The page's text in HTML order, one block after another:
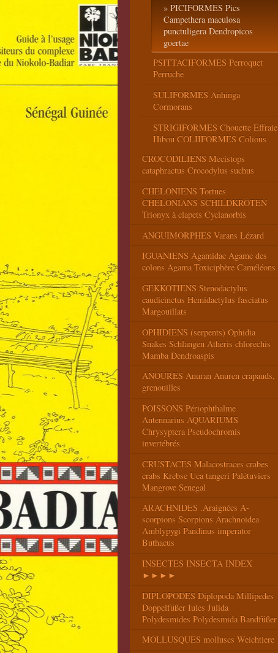
PICIFORMES Pics
Campethera maculosa
punctuligera Dendropicos
goertae
PSITTACIFORMES Perroquet
Perruche
SULIFORMES Anhinga
Cormorans
STRIGIFORMES Chouette Effraie
Hibou COLIIFORMES Colious
CROCODILIENS Mecistops
cataphractus Crocodylus suchus
CHELONIENS Tortues
CHELONIANS SCHILDKRÖTEN
Trionyx à clapets Cyclanorbis
ANGUIMORPHES Varans Lézard
IGUANIENS Agamidae Agame des
colons Agama Toxiciphère Caméléons
GEKKOTIENS Stenodactylus
caudicinctus Hemidactylus fasciatus
Margouillats
OPHIDIENS (serpents) Ophidia
Snakes Schlangen Atheris chlorechis
Mamba Dendroaspis
ANOURES Anuran Anuren crapauds,
grenouilles
POISSONS Périophthalme
Antennarius AQUARIUMS
Chrysyptera Pseudochromis
invertébrés
CRUSTACES Malacostraces crabes
crabs Krebse Uca tangeri Palétuviers
Mangrove Senegal
ARACHNIDES .Araignées A-
scorpions Scorpions Arachnoidea
Amblypygi Pandinus imperator
Buthacus
INSECTES INSECTA INDEX
►►►►
DIPLOPODES Diplopoda Millipedes
Doppelfüßer Iules Julida
Polydesmides Polydesmida Bandfüßer
MOLLUSQUES molluscs Weichtiere